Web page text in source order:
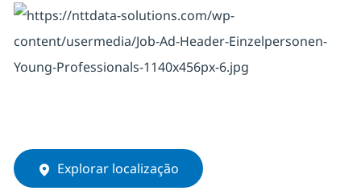
Explorar localização